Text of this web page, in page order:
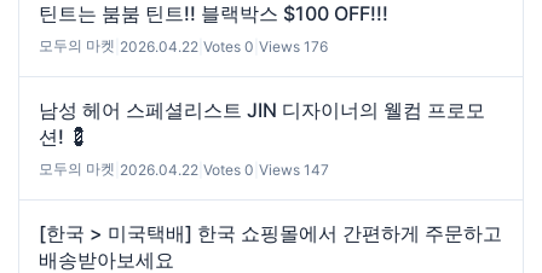
틴트는 붐붐 틴트!! 블랙박스 $100 OFF!!!
모두의 마켓 2026.04.22 Votes 0 Views 176
남성 헤어 스페셜리스트 JIN 디자이너의 웰컴 프로모
션! 💈
모두의 마켓 2026.04.22 Votes 0 Views 147
[한국 > 미국택배] 한국 쇼핑몰에서 간편하게 주문하고
배송받아보세요